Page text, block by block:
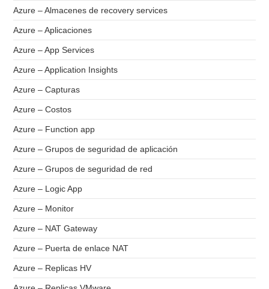
Azure – Almacenes de recovery services
Azure – Aplicaciones
Azure – App Services
Azure – Application Insights
Azure – Capturas
Azure – Costos
Azure – Function app
Azure – Grupos de seguridad de aplicación
Azure – Grupos de seguridad de red
Azure – Logic App
Azure – Monitor
Azure – NAT Gateway
Azure – Puerta de enlace NAT
Azure – Replicas HV